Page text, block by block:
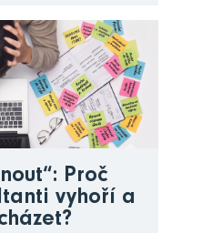
Proč
vyhoří a